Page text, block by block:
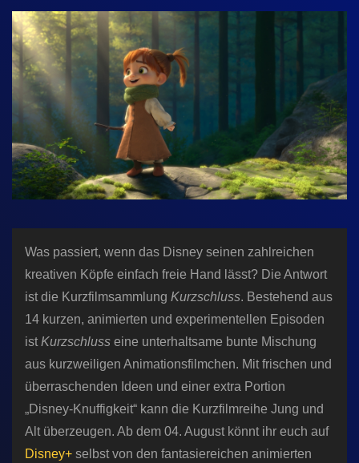
Was passiert, wenn das Disney seinen zahlreichen
kreativen Köpfe einfach freie Hand lässt? Die Antwort
ist die Kurzfilmsammlung Kurzschluss. Bestehend aus
14 kurzen, animierten und experimentellen Episoden
ist Kurzschluss eine unterhaltsame bunte Mischung
aus kurzweiligen Animationsfilmchen. Mit frischen und
überraschenden Ideen und einer extra Portion
„Disney-Knuffigkeit“ kann die Kurzfilmreihe Jung und
Alt überzeugen. Ab dem 04. August könnt ihr euch auf
Disney+ selbst von den fantasiereichen animierten